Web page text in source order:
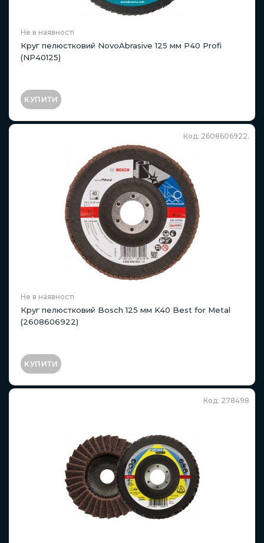
Не в наявності
Круг пелюстковий NovoAbrasive 125 мм Р40 Profi
(NP40125)
КУПИТИ
Код: 2608606922.
Не в наявності
Круг пелюстковий Bosch 125 мм K40 Best for Metal
(2608606922)
КУПИТИ
Код: 278498